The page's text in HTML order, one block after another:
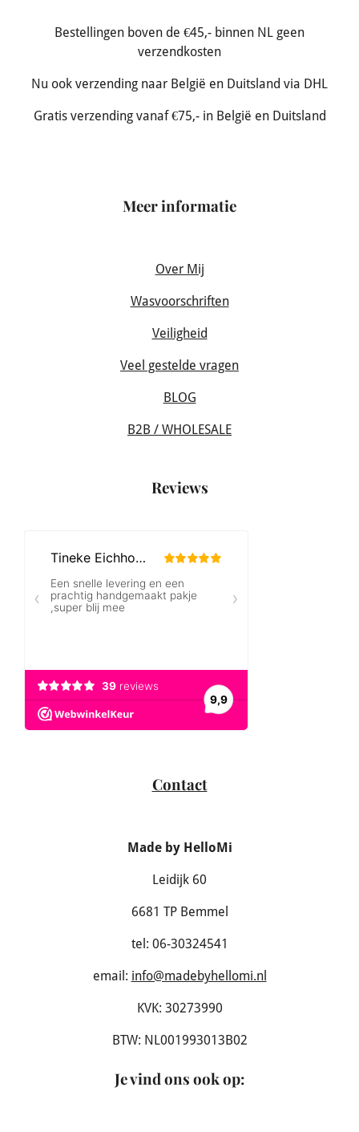
Bestellingen boven de €45,- binnen NL geen
verzendkosten
Nu ook verzending naar België en Duitsland via DHL
Gratis verzending vanaf €75,- in België en Duitsland
Meer informatie
Over Mij
Wasvoorschriften
Veiligheid
Veel gestelde vragen
BLOG
B2B / WHOLESALE
Reviews
Contact
Made by HelloMi
Leidijk 60
6681 TP Bemmel
tel: 06-30324541
email: info@madebyhellomi.nl
KVK: 30273990
BTW: NL001993013B02
Je vind ons ook op: